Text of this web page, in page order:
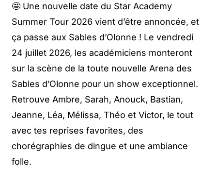
🤩 Une nouvelle date du Star Academy
Summer Tour 2026 vient d’être annoncée, et
ça passe aux Sables d’Olonne ! Le vendredi
24 juillet 2026, les académiciens monteront
sur la scène de la toute nouvelle Arena des
Sables d’Olonne pour un show exceptionnel.
Retrouve Ambre, Sarah, Anouck, Bastian,
Jeanne, Léa, Mélissa, Théo et Victor, le tout
avec tes reprises favorites, des
chorégraphies de dingue et une ambiance
folle.